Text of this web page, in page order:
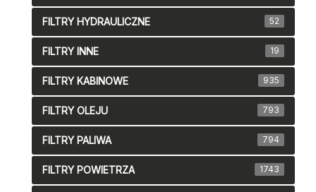
FILTRY HYDRAULICZNE 52
FILTRY INNE 19
FILTRY KABINOWE 935
FILTRY OLEJU 793
FILTRY PALIWA 794
FILTRY POWIETRZA 1743